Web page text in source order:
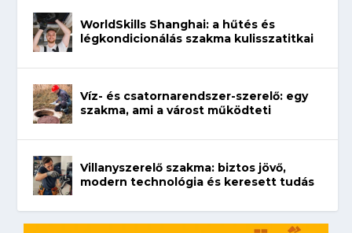
WorldSkills Shanghai: a hűtés és
légkondicionálás szakma kulisszatitkai
Víz- és csatornarendszer-szerelő: egy
szakma, ami a várost működteti
Villanyszerelő szakma: biztos jövő,
modern technológia és keresett tudás